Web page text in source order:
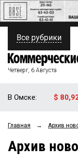
ПОЛИТИКА
ФИНАНСЫ
ОБЩЕСТВО
ЗАКОН
Все рубрики
Четверг, 6 Августа
В Омске: $
Главная → Архив
Архив